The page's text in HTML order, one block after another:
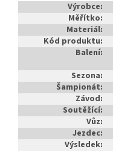
Výrobce:
Měřítko:
Materiál:
Kód produktu:
Balení:
Sezona:
Šampionát:
Závod:
Soutěžící:
Vůz:
Jezdec:
Výsledek: